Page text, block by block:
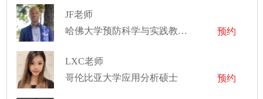
JF老师
哈佛大学预防科学与实践教育学硕士、罗格斯大学心理学学士
预约
LXC老师
哥伦比亚大学应用分析硕士
预约